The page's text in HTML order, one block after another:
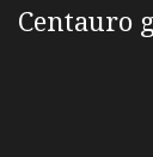
Centauro